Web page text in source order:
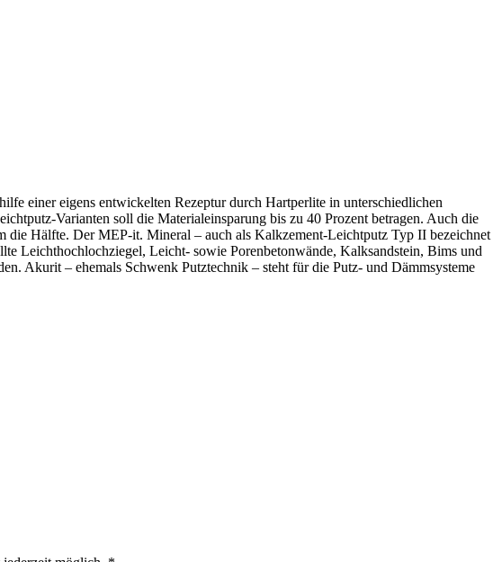
einer eigens entwickelten Rezeptur durch Hartperlite in unterschiedlichen
Varianten soll die Materialeinsparung bis zu 40 Prozent betragen. Auch die
die Hälfte. Der MEP-it. Mineral – auch als Kalkzement-Leichtputz Typ II bezeichnet
Leichthochlochziegel, Leicht- sowie Porenbetonwände, Kalksandstein, Bims und
Akurit – ehemals Schwenk Putztechnik – steht für die Putz- und Dämmsysteme